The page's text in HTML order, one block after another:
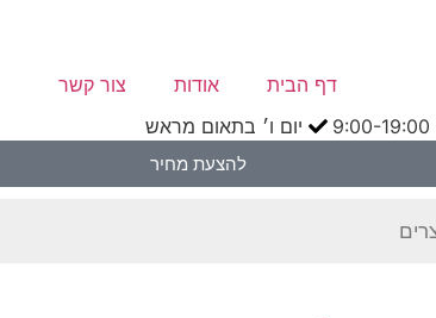
דף הבית אודות
צור קשר
יום ו׳ בתאום מראש
להצעת מחיר